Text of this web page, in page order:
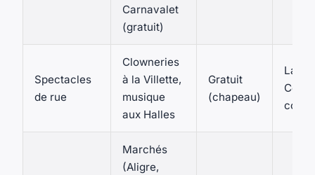
Carnavalet
(gratuit)
Spectacles
de rue
Clowneries
à la Villette,
musique
aux Halles
Gratuit
(chapeau)
La
Marchés
(Aligre,